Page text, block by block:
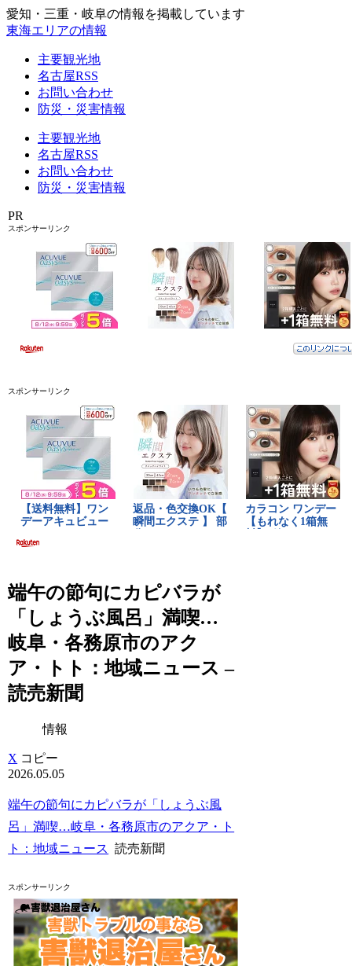
愛知・三重・岐阜の情報を掲載しています
東海エリアの情報
主要観光地
名古屋RSS
お問い合わせ
防災・災害情報
主要観光地
名古屋RSS
お問い合わせ
防災・災害情報
PR
スポンサーリンク
スポンサーリンク
端午の節句にカピバラが
「しょうぶ風呂」満喫…
岐阜・各務原市のアク
ア・トト：地域ニュース –
読売新聞
情報
X コピー
2026.05.05
端午の節句にカピバラが「しょうぶ風
呂」満喫…岐阜・各務原市のアクア・ト
ト：地域ニュース 読売新聞
スポンサーリンク